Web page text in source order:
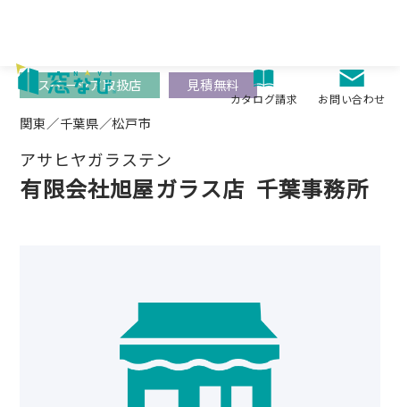
content
カタログ請求 お問い合わせ
関東／千葉県／松戸市
アサヒヤガラステン
有限会社旭屋ガラス店 千葉事務所
スペーシア取扱店 見積無料